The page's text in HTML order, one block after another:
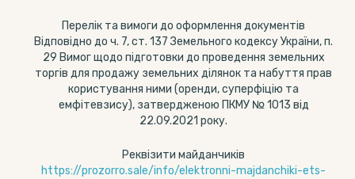
Перелік та вимоги до оформлення документів
Відповідно до ч. 7, ст. 137 Земельного кодексу України, п.
29 Вимог щодо підготовки до проведення земельних
торгів для продажу земельних ділянок та набуття прав
користування ними (оренди, суперфіцію та
емфітевзису), затвердженою ПКМУ № 1013 від
22.09.2021 року.
Реквізити майданчиків
https://prozorro.sale/info/elektronni-majdanchiki-ets-